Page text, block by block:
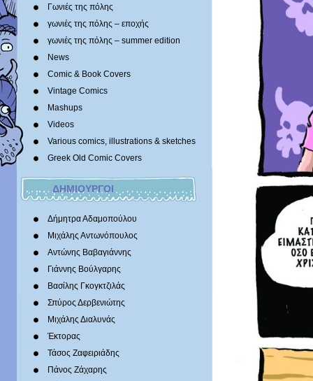
Γωνιές της πόλης
γωνιές της πόλης – εποχής
γωνιές της πόλης – summer edition
News
Comic & Book Covers
Vintage Comics
Mashups
Videos
Various comics, illustrations & sketches
Greek Old Comic Covers
ΔΗΜΙΟΥΡΓΟΙ
Δήμητρα Αδαμοπούλου
Μιχάλης Αντωνόπουλος
Αντώνης Βαβαγιάννης
Γιάννης Βούλγαρης
Βασίλης Γκογκτζιλάς
Σπύρος Δερβενιώτης
Mιχάλης Διαλυνάς
Έκτορας
Τάσος Ζαφειριάδης
Πάνος Ζάχαρης